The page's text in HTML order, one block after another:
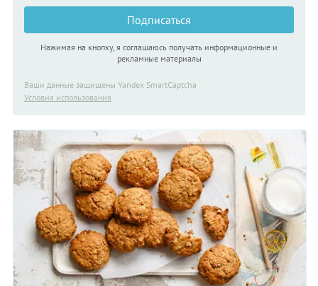
Подписаться
Нажимая на кнопку, я соглашаюсь получать информационные и
рекламные материалы
Ваши данные защищены Yandex SmartCaptcha
Условия использования